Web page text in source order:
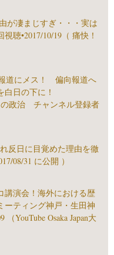
が凄まじすぎ・・・実は
聴•2017/10/19（ 痛快！
道にメス！ 偏向報道へ
白日の下に！
の政治 チャンネル登録者
反日に目覚めた理由を徹
08/31 に公開 ）
講演会！海外における歴
ーティング神戸・生田神
YouTube Osaka Japan大